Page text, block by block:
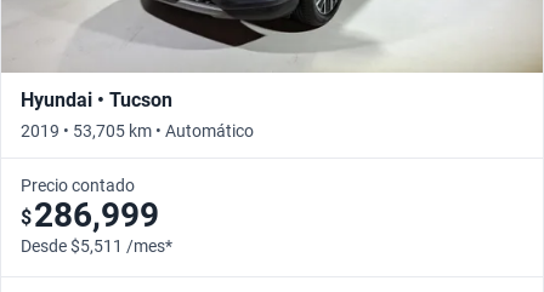
Hyundai • Tucson
2019 • 53,705 km • Automático
Precio contado
$286,999
Desde $5,511 /mes*